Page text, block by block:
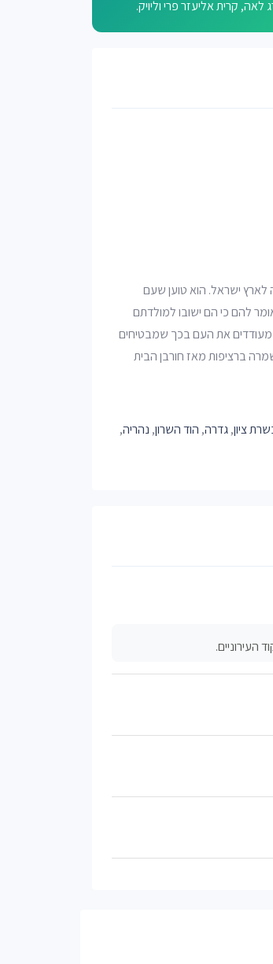
לארץ ישראל. הוא טוען שעם
להם כי הם ישובו למולדתם
מעודדים את העם בכך שמבטיחים
ברציפות מאז חורבן הבית
ציון,גדרה, הוד השרון, נהריה,
העירוניים.